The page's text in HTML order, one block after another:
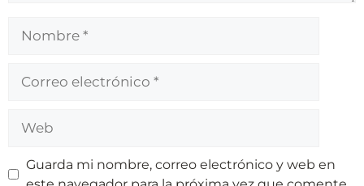
Guarda mi nombre, correo electrónico y web en